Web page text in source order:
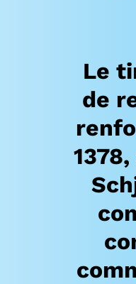
Le
de